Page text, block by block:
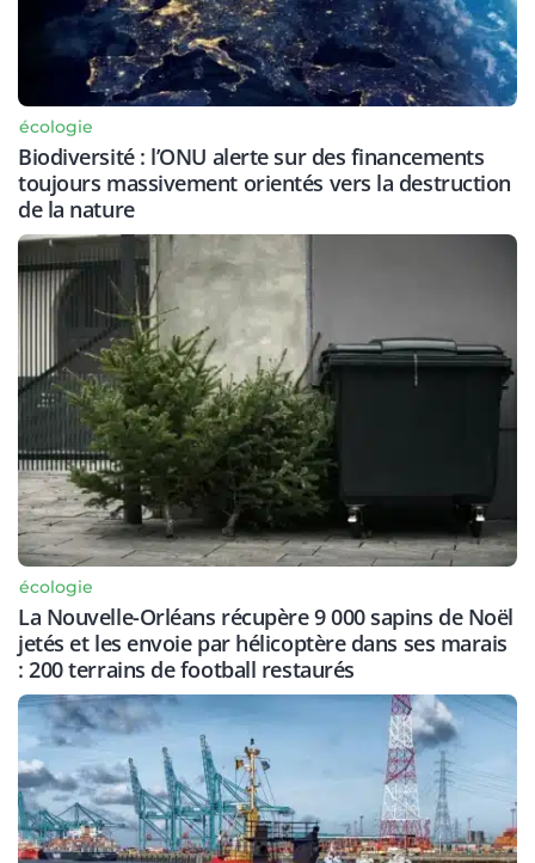
écologie
Biodiversité : l’ONU alerte sur des financements
toujours massivement orientés vers la destruction
de la nature
écologie
La Nouvelle-Orléans récupère 9 000 sapins de Noël
jetés et les envoie par hélicoptère dans ses marais
: 200 terrains de football restaurés